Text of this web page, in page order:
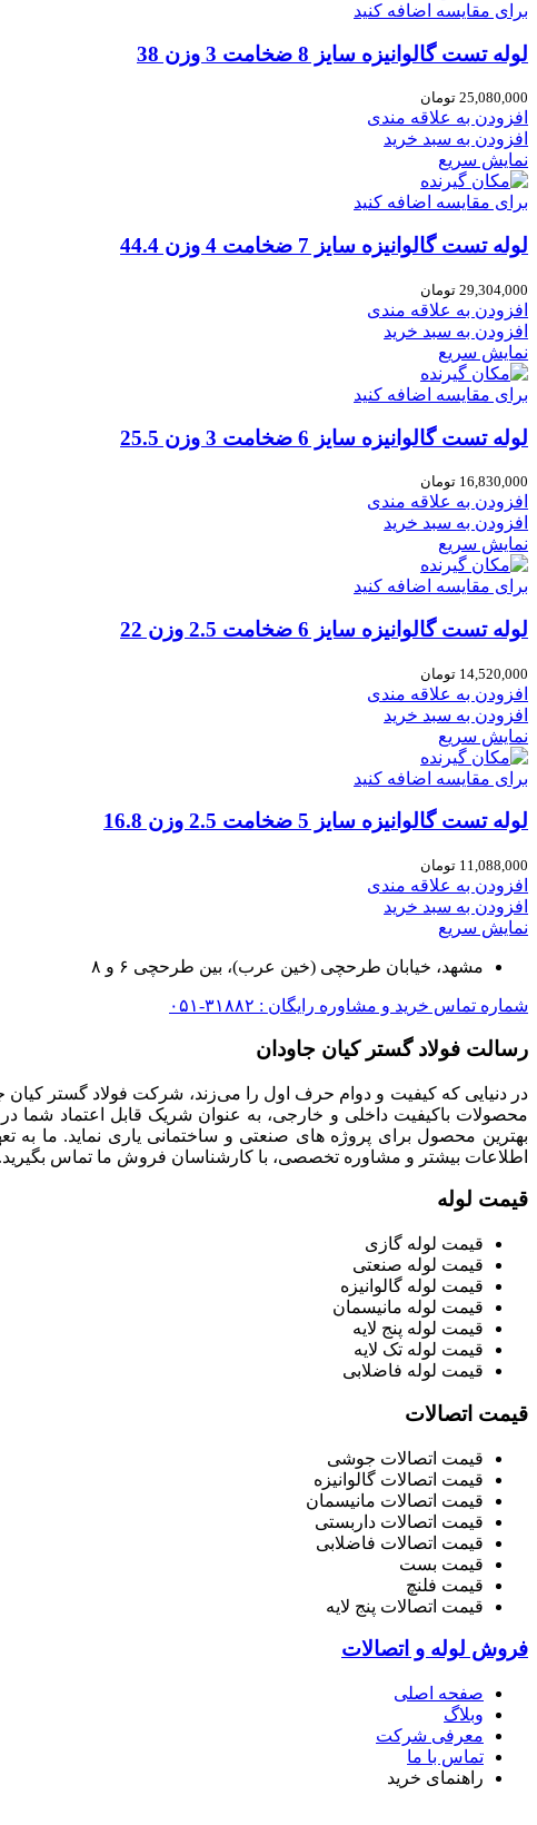
برای مقایسه اضافه کنید
لوله تست گالوانیزه سایز 8 ضخامت 3 وزن 38
25,080,000 تومان
افزودن به علاقه مندی
افزودن به سبد خرید
نمایش سریع
برای مقایسه اضافه کنید
لوله تست گالوانیزه سایز 7 ضخامت 4 وزن 44.4
29,304,000 تومان
افزودن به علاقه مندی
افزودن به سبد خرید
نمایش سریع
برای مقایسه اضافه کنید
لوله تست گالوانیزه سایز 6 ضخامت 3 وزن 25.5
16,830,000 تومان
افزودن به علاقه مندی
افزودن به سبد خرید
نمایش سریع
برای مقایسه اضافه کنید
لوله تست گالوانیزه سایز 6 ضخامت 2.5 وزن 22
14,520,000 تومان
افزودن به علاقه مندی
افزودن به سبد خرید
نمایش سریع
برای مقایسه اضافه کنید
لوله تست گالوانیزه سایز 5 ضخامت 2.5 وزن 16.8
11,088,000 تومان
افزودن به علاقه مندی
افزودن به سبد خرید
نمایش سریع
مشهد، خیابان طرحچی (خین عرب)، بین طرحچی ۶ و ۸
شماره تماس خرید و مشاوره رایگان : ۳۱۸۸۲-۰۵۱
رسالت فولاد گستر کیان جاودان
در دنیایی که کیفیت و دوام حرف اول را می‌زند، شرکت فولاد گستر
محصولات باکیفیت داخلی و خارجی، به عنوان شریک قابل اعتماد شما
بهترین محصول برای پروژه های صنعتی و ساختمانی یاری نماید. ما
اطلاعات بیشتر و مشاوره تخصصی، با کارشناسان فروش ما تماس بگیرید.
قیمت لوله
قیمت لوله گازی
قیمت لوله صنعتی
قیمت لوله گالوانیزه
قیمت لوله مانیسمان
قیمت لوله پنج لایه
قیمت لوله تک لایه
قیمت لوله فاضلابی
قیمت اتصالات
قیمت اتصالات جوشی
قیمت اتصالات گالوانیزه
قیمت اتصالات مانیسمان
قیمت اتصالات داربستی
قیمت اتصالات فاضلابی
قیمت بست
قیمت فلنچ
قیمت اتصالات پنج لایه
فروش لوله و اتصالات
صفحه اصلی
وبلاگ
معرفی شرکت
تماس با ما
راهنمای خرید